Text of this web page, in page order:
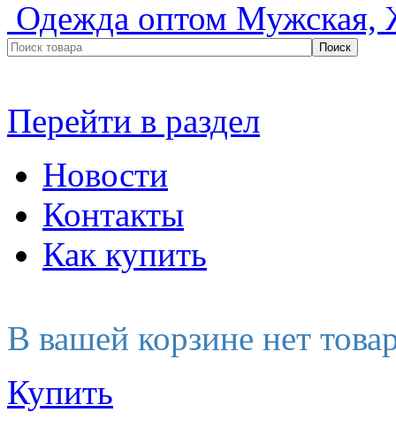
Одежда оптом Мужская,
Перейти в раздел
Новости
Контакты
Как купить
В вашей корзине нет
Купить